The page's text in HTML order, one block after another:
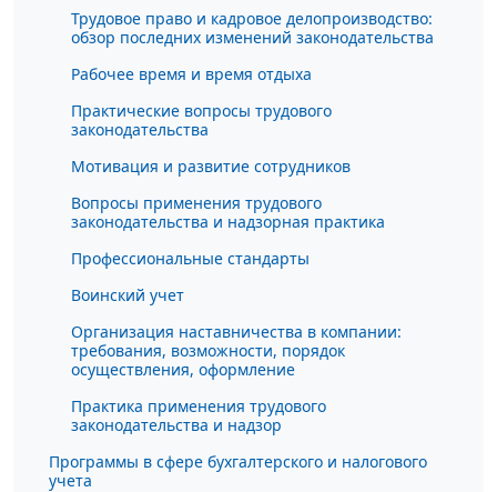
Трудовое право и кадровое делопроизводство:
обзор последних изменений законодательства
Рабочее время и время отдыха
Практические вопросы трудового
законодательства
Мотивация и развитие сотрудников
Вопросы применения трудового
законодательства и надзорная практика
Профессиональные стандарты
Воинский учет
Организация наставничества в компании:
требования, возможности, порядок
осуществления, оформление
Практика применения трудового
законодательства и надзор
Программы в сфере бухгалтерского и налогового
учета